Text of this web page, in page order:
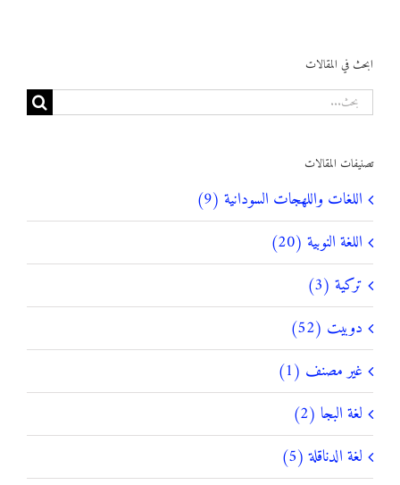
ابحث في المقالات
البحث
عن:
تصنيفات المقالات
اللغات واللهجات السودانية (9)
اللغة النوبية (20)
تركية (3)
دوبيت (52)
غير مصنف (1)
لغة البجا (2)
لغة الدناقلة (5)